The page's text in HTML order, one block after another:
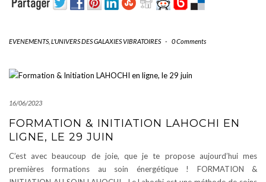
EVENEMENTS, L'UNIVERS DES GALAXIES VIBRATOIRES - 0 Comments
16/06/2023
FORMATION & INITIATION LAHOCHI EN
LIGNE, LE 29 JUIN
C’est avec beaucoup de joie, que je te propose aujourd’hui mes
premières formations au soin énergétique ! FORMATION &